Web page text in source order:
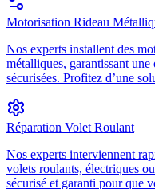
Motorisation Rideau
Nos experts installent des
métalliques, garantissant
sécurisées. Profitez d’une
Réparation Volet Roulant
Nos experts interviennent
volets roulants, électriques
sécurisé et garanti pour que